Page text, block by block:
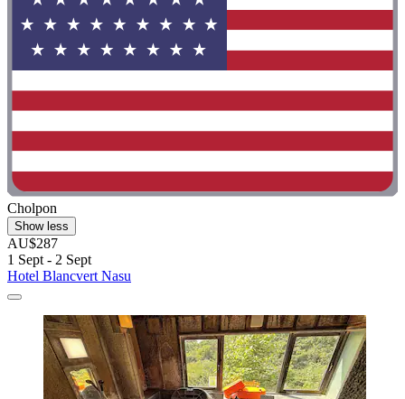
Cholpon
Show less
AU$287
1 Sept - 2 Sept
Hotel Blancvert Nasu